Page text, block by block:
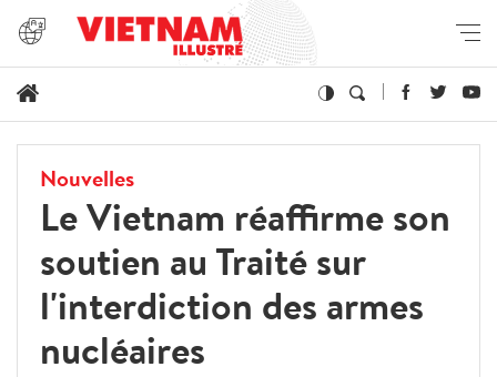
Nouvelles
Le Vietnam réaffirme son
soutien au Traité sur
l'interdiction des armes
nucléaires